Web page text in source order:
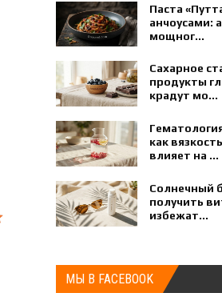
Паста
анчоусами:
мощног...
Сахарное
продукты
крадут мо...
как
влияет на ...
Солнечный
получить
избежат...
МЫ В FACEBOOK